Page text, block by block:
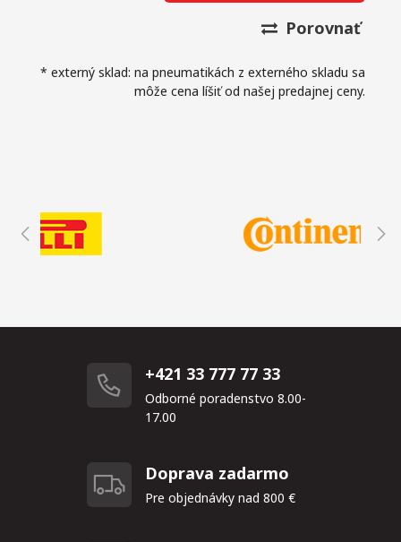
Porovnať
* externý sklad: na pneumatikách z externého skladu sa
môže cena líšiť od našej predajnej ceny.
+421 33 777 77 33
Odborné poradenstvo 8.00-
17.00
Doprava zadarmo
Pre objednávky nad 800 €